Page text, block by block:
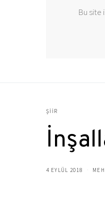
Bu site
ŞIIR
4 EYLÜL 2018